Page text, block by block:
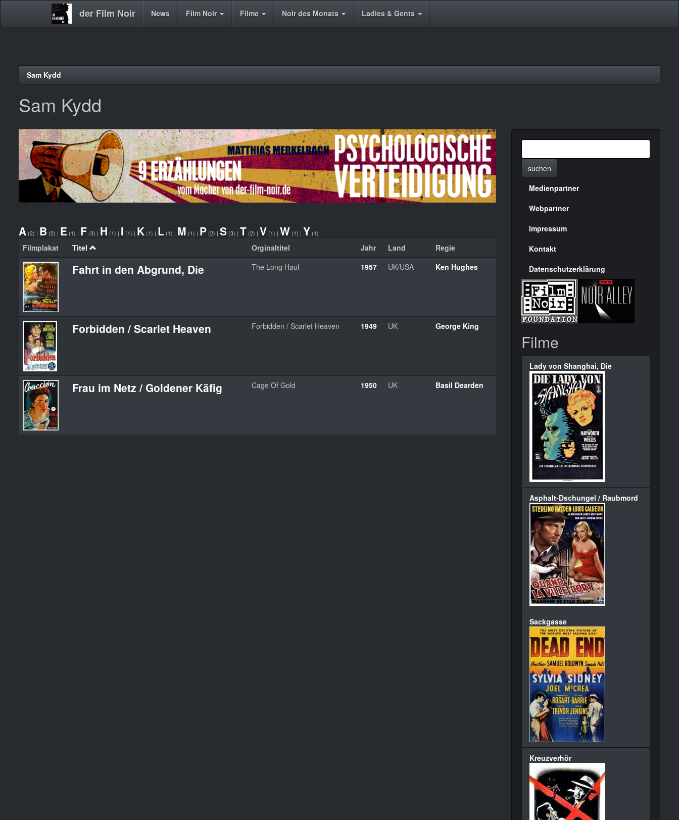
der Film Noir
Main News Film Noir Filme Noir des Monats Ladies & Gents
Sam Kydd
Sam Kydd
A (2) | B (2) | E (1) | F (3) | H (1) | I (1) | K (1) | L (1) | M (1) | P (2) | S (3) | T (2) | V (1) | W (1) | Y (1)
Filmplakat Titel Orginaltitel Jahr Land Regie
Fahrt in den Abgrund, Die The Long Haul 1957 UK/USA Ken Hughes
Forbidden / Scarlet Heaven Forbidden / Scarlet Heaven 1949 UK George King
Frau im Netz / Goldener Käfig Cage Of Gold 1950 UK Basil Dearden
suchen
Menülinks
rechte
Seite
Medienpartner
Webpartner
Impressum
Kontakt
Datenschutzerklärung
Filme
Lady von Shanghai, Die
Asphalt-Dschungel / Raubmord
Sackgasse
Kreuzverhör